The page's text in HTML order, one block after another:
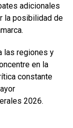
adicionales
la posibilidad de
las regiones y
en la
constante
2026.